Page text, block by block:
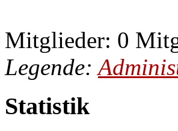
Mitglieder: 0
Legende:
Statistik